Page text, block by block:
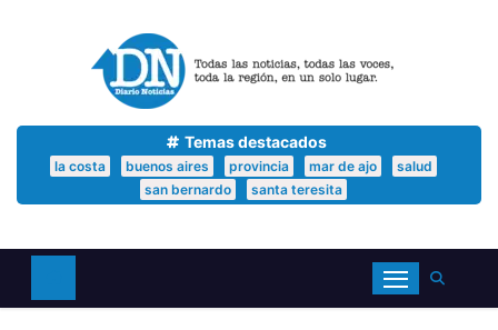
i
Temas destacados
la costa buenos aires provincia mar de ajo
salud
san bernardo
santa teresita